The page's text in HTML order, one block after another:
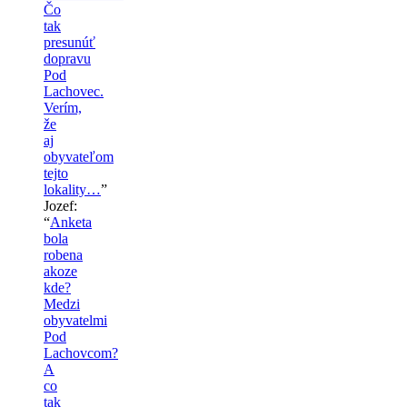
Čo
tak
presunúť
dopravu
Pod
Lachovec.
Verím,
že
aj
obyvateľom
tejto
lokality…”
Jozef:
“Anketa
bola
robena
akoze
kde?
Medzi
obyvatelmi
Pod
Lachovcom?
A
co
tak